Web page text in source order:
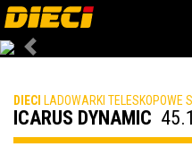
Previous
DIECI LADOWARKI TELESKOPOWE
ICARUS DYNAMIC